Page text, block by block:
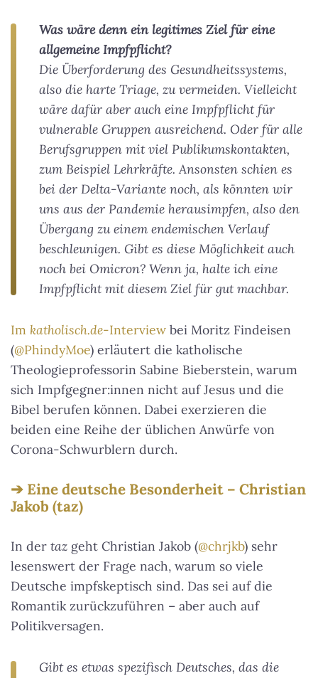
Was wäre denn ein legitimes Ziel für eine
allgemeine Impfpflicht?
Die Überforderung des Gesundheitssystems,
also die harte Triage, zu vermeiden. Vielleicht
wäre dafür aber auch eine Impfpflicht für
vulnerable Gruppen ausreichend. Oder für alle
Berufsgruppen mit viel Publikumskontakten,
zum Beispiel Lehrkräfte. Ansonsten schien es
bei der Delta-Variante noch, als könnten wir
uns aus der Pandemie herausimpfen, also den
Übergang zu einem endemischen Verlauf
beschleunigen. Gibt es diese Möglichkeit auch
noch bei Omicron? Wenn ja, halte ich eine
Impfpflicht mit diesem Ziel für gut machbar.
Im katholisch.de-Interview bei Moritz Findeisen
(@PhindyMoe) erläutert die katholische
Theologieprofessorin Sabine Bieberstein, warum
sich Impfgegner:innen nicht auf Jesus und die
Bibel berufen können. Dabei exerzieren die
beiden eine Reihe der üblichen Anwürfe von
Corona-Schwurblern durch.
Eine deutsche Besonderheit – Christian
Jakob (taz)
In der taz geht Christian Jakob (@chrjkb) sehr
lesenswert der Frage nach, warum so viele
Deutsche impfskeptisch sind. Das sei auf die
Romantik zurückzuführen – aber auch auf
Politikversagen.
Gibt es etwas spezifisch Deutsches, das die